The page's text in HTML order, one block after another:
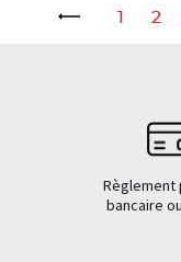
1 2
Règlement
bancaire